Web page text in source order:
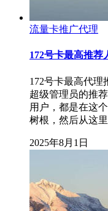
流量卡推广代理
172号卡最高推荐
172号卡最高代理
超级管理员的推
用户，都是在这
树根，然后从这
2025年8月1日